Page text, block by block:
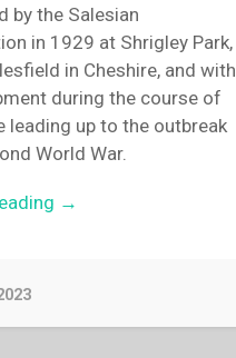
by the Salesian
in 1929 at Shrigley Park,
in Cheshire, and with
during the course of
leading up to the outbreak
World War.
“Peter
→